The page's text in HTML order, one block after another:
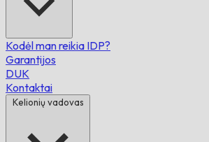
Kodėl man reikia IDP?
Garantijos
DUK
Kontaktai
Kelionių vadovas